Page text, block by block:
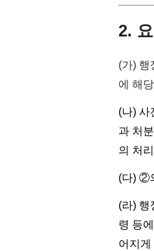
2.
(가)
에 해
(나) 사
과 처
의 처
(다) ②
(라) 행
령 등
어지게